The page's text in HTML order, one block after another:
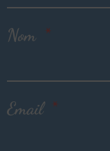
Nom
Email